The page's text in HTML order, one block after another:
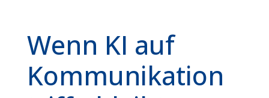
Wenn KI auf
Kommunikation